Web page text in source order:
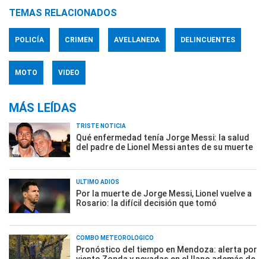
TEMAS RELACIONADOS
POLICÍA CRIMEN AVELLANEDA DELINCUENTES
MOTO VIDEO
MÁS LEÍDAS
TRISTE NOTICIA
Qué enfermedad tenía Jorge Messi: la salud
del padre de Lionel Messi antes de su muerte
ÚLTIMO ADIÓS
Por la muerte de Jorge Messi, Lionel vuelve a
Rosario: la difícil decisión que tomó
COMBO METEOROLÓGICO
Pronóstico del tiempo en Mendoza: alerta por